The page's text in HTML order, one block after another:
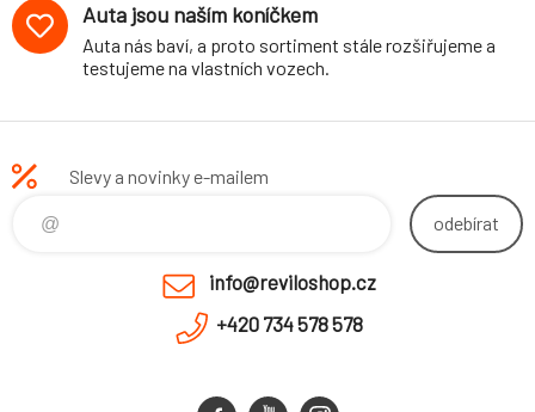
Auta jsou naším koníčkem
Auta nás baví, a proto sortiment stále rozšiřujeme a
testujeme na vlastních vozech.
Slevy a novinky e-mailem
odebírat
info@reviloshop.cz
+420 734 578 578